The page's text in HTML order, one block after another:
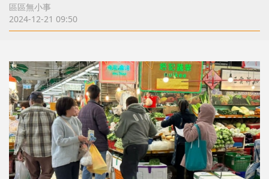
區區無小事
2024-12-21 09:50